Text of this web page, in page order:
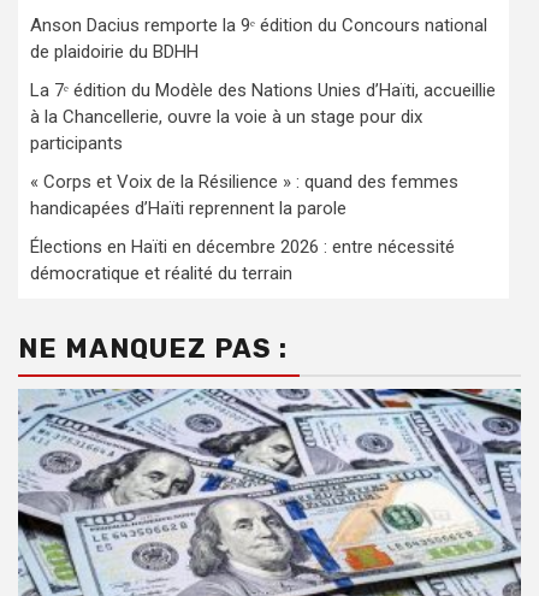
Anson Dacius remporte la 9ᵉ édition du Concours national
de plaidoirie du BDHH
La 7ᵉ édition du Modèle des Nations Unies d’Haïti, accueillie
à la Chancellerie, ouvre la voie à un stage pour dix
participants
« Corps et Voix de la Résilience » : quand des femmes
handicapées d’Haïti reprennent la parole
Élections en Haïti en décembre 2026 : entre nécessité
démocratique et réalité du terrain
NE MANQUEZ PAS :